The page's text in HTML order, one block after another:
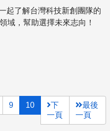
起了解台灣科技新創團隊的
域，幫助選擇未來志向！
9 10
下
一頁
最後
一頁